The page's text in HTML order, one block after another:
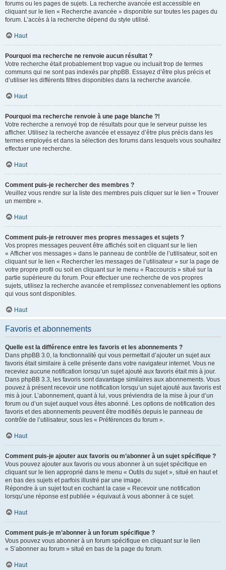
forums ou les pages de sujets. La recherche avancée est accessible en
cliquant sur le lien « Recherche avancée » disponible sur toutes les pages du
forum. L’accès à la recherche dépend du style utilisé.
Haut
Pourquoi ma recherche ne renvoie aucun résultat ?
Votre recherche était probablement trop vague ou incluait trop de termes
communs qui ne sont pas indexés par phpBB. Essayez d’être plus précis et
d’utiliser les différents filtres disponibles dans la recherche avancée.
Haut
Pourquoi ma recherche renvoie à une page blanche ?!
Votre recherche a renvoyé trop de résultats pour que le serveur puisse les
afficher. Utilisez la recherche avancée et essayez d’être plus précis dans les
termes employés et dans la sélection des forums dans lesquels vous souhaitez
effectuer une recherche.
Haut
Comment puis-je rechercher des membres ?
Veuillez vous rendre sur la liste des membres puis cliquer sur le lien « Trouver
un membre ».
Haut
Comment puis-je retrouver mes propres messages et sujets ?
Vos propres messages peuvent être affichés soit en cliquant sur le lien
« Afficher vos messages » dans le panneau de contrôle de l’utilisateur, soit en
cliquant sur le lien « Rechercher les messages de l’utilisateur » sur la page de
votre propre profil ou soit en cliquant sur le menu « Raccourcis » situé sur la
partie supérieure du forum. Pour effectuer une recherche de vos propres
sujets, utilisez la recherche avancée et remplissez convenablement les options
qui vous sont disponibles.
Haut
Favoris et abonnements
Quelle est la différence entre les favoris et les abonnements ?
Dans phpBB 3.0, la fonctionnalité qui vous permettait d’ajouter un sujet aux
favoris était similaire à celle présente dans votre navigateur internet. Vous ne
receviez aucune notification lorsqu’un sujet ajouté aux favoris était mis à jour.
Dans phpBB 3.3, les favoris sont davantage similaires aux abonnements. Vous
pouvez à présent recevoir une notification lorsqu’un sujet ajouté aux favoris est
mis à jour. L’abonnement, quant à lui, vous préviendra de la mise à jour d’un
forum ou d’un sujet auquel vous êtes abonné. Les options de notification des
favoris et des abonnements peuvent être modifiés depuis le panneau de
contrôle de l’utilisateur, sous les « Préférences du forum ».
Haut
Comment puis-je ajouter aux favoris ou m’abonner à un sujet spécifique ?
Vous pouvez ajouter aux favoris ou vous abonner à un sujet spécifique en
cliquant sur le lien approprié dans le menu « Outils du sujet », situé en haut et
en bas des sujets et parfois illustré par une image.
Répondre à un sujet tout en cochant la case « Recevoir une notification
lorsqu’une réponse est publiée » équivaut à vous abonner à ce sujet.
Haut
Comment puis-je m’abonner à un forum spécifique ?
Vous pouvez vous abonner à un forum spécifique en cliquant sur le lien
« S’abonner au forum » situé en bas de la page du forum.
Haut